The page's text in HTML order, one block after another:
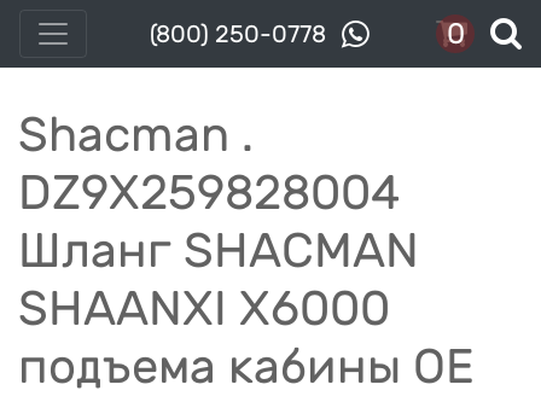
(800) 250-0778 0
Shacman .
DZ9X259828004
Шланг SHACMAN
SHAANXI X6000
подъема кабины OE